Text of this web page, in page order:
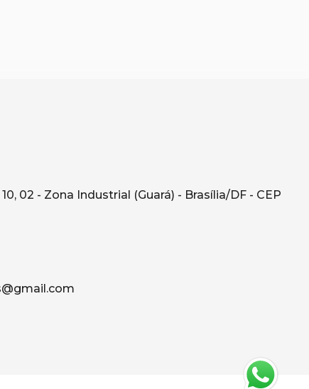
02 - Zona Industrial (Guará) - Brasília/DF - CEP